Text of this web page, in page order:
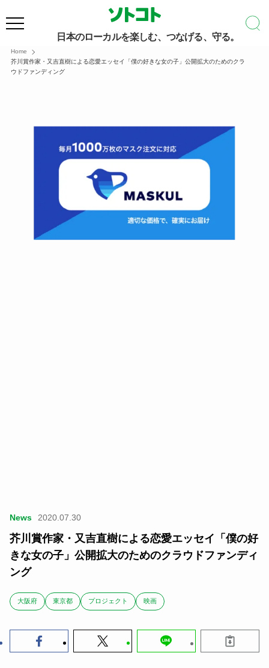
日本のローカルを楽しむ、つなげる、守る。
Home
芥川賞作家・又吉直樹による恋愛エッセイ「僕の好きな女の子」公開拡大のためのクラ
ウドファンディング
News 2020.07.30
芥川賞作家・又吉直樹による恋愛エッセイ「僕の好
きな女の子」公開拡大のためのクラウドファンディ
ング
大阪府 東京都 プロジェクト 映画